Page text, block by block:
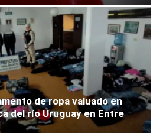
de ropa valuado en
del río Uruguay en Entre